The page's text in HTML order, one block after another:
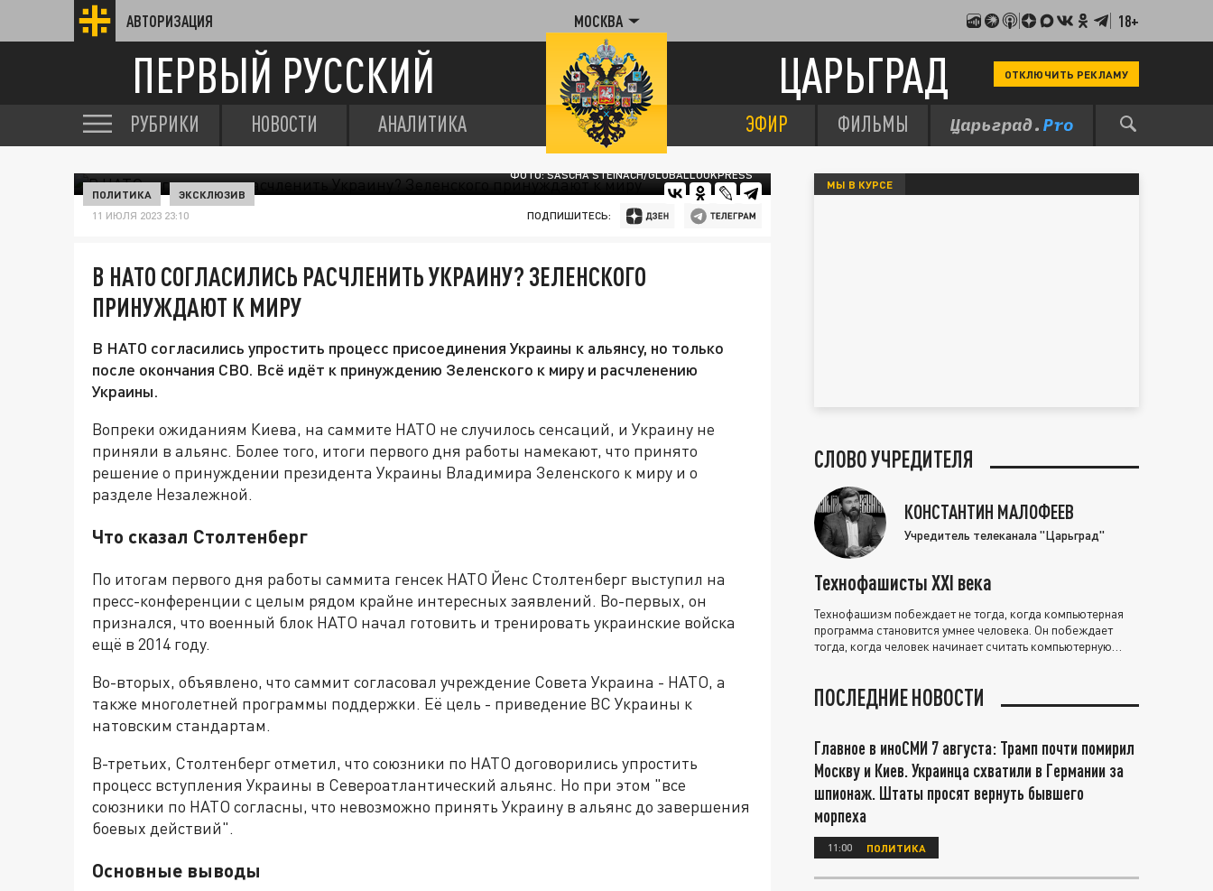
АВТОРИЗАЦИЯ МОСКВА 18+
ПЕРВЫЙ РУССКИЙ ЦАРЬГРАД ОТКЛЮЧИТЬ РЕКЛАМУ
РУБРИКИ НОВОСТИ АНАЛИТИКА ЭФИР ФИЛЬМЫ
ФОТО: SASCHA STEINACH/GLOBALLOOKPRESS
ПОЛИТИКА ЭКСКЛЮЗИВ
11 ИЮЛЯ 2023 23:10 ПОДПИШИТЕСЬ:
В НАТО СОГЛАСИЛИСЬ РАСЧЛЕНИТЬ УКРАИНУ? ЗЕЛЕНСКОГО
ПРИНУЖДАЮТ К МИРУ
В НАТО согласились упростить процесс присоединения Украины к альянсу, но только
после окончания СВО. Всё идёт к принуждению Зеленского к миру и расчленению
Украины.
Вопреки ожиданиям Киева, на саммите НАТО не случилось сенсаций, и Украину не
приняли в альянс. Более того, итоги первого дня работы намекают, что принято
решение о принуждении президента Украины Владимира Зеленского к миру и о
разделе Незалежной.
Что сказал Столтенберг
По итогам первого дня работы саммита генсек НАТО Йенс Столтенберг выступил на
пресс-конференции с целым рядом крайне интересных заявлений. Во-первых, он
признался, что военный блок НАТО начал готовить и тренировать украинские войска
ещё в 2014 году.
Во-вторых, объявлено, что саммит согласовал учреждение Совета Украина - НАТО, а
также многолетней программы поддержки. Её цель - приведение ВС Украины к
натовским стандартам.
В-третьих, Столтенберг отметил, что союзники по НАТО договорились упростить
процесс вступления Украины в Североатлантический альянс. Но при этом "все
союзники по НАТО согласны, что невозможно принять Украину в альянс до завершения
боевых действий".
Основные выводы
МЫ В КУРСЕ
СЛОВО УЧРЕДИТЕЛЯ
КОНСТАНТИН МАЛОФЕЕВ
Учредитель телеканала "Царьград"
Технофашисты XXI века
Технофашизм побеждает не тогда, когда компьютерная
программа становится умнее человека. Он побеждает
тогда, когда человек начинает считать компьютерную
ПОСЛЕДНИЕ НОВОСТИ
Главное в иноСМИ 7 августа: Трамп почти помирил
Москву и Киев. Украинца схватили в Германии за
шпионаж. Штаты просят вернуть бывшего
морпеха
11:00 ПОЛИТИКА